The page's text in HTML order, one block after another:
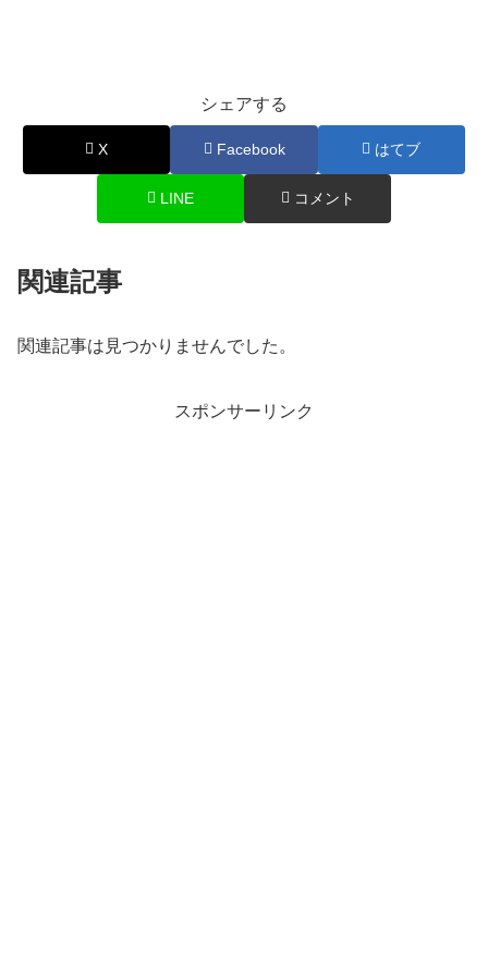
シェアする
X Facebook はてブ
LINE コメント
関連記事
関連記事は見つかりませんでした。
スポンサーリンク